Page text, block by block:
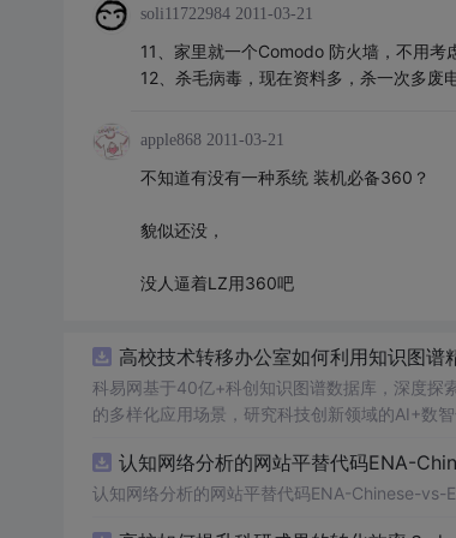
soli11722984 2011-03-21
11、家里就一个Comodo 防火墙，不用
12、杀毛病毒，现在资料多，杀一次多废
apple868 2011-03-21
不知道有没有一种系统 装机必备360？
貌似还没，
没人逼着LZ用360吧
高校技术转移办公室如何利用知识图
科易网基于40亿+科创知识图谱数据库，深度探
的多样化应用场景，研究科技创新领域的AI+数
认知网络分析的网站平替代码ENA-
认知网络分析的网站平替代码ENA-Chinese-